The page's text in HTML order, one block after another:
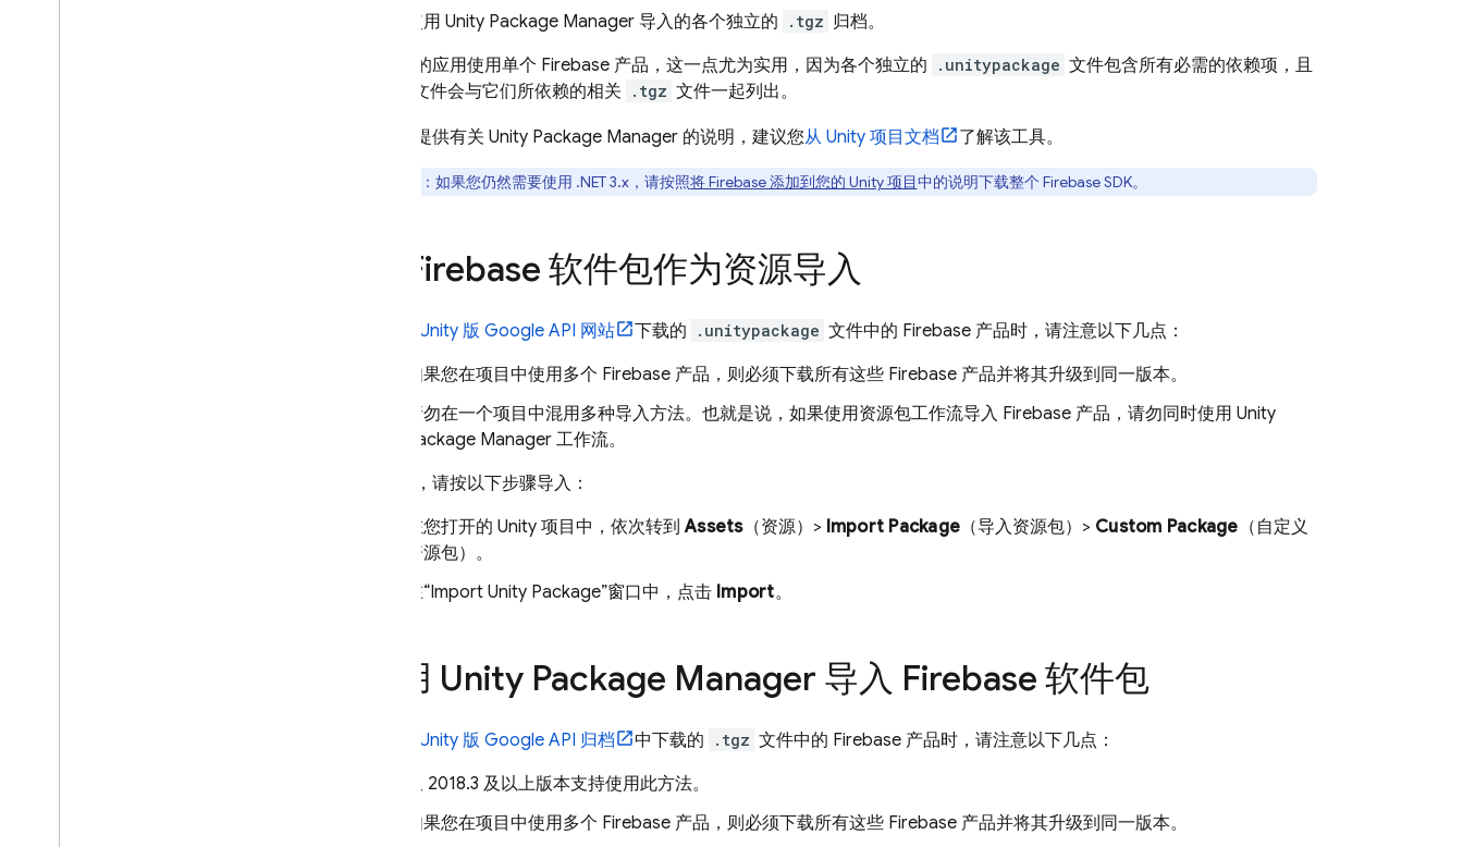
使用 Unity Package Manager 导入的各个独立的
.tgz 归档。
如果您的应用使用单个 Firebase 产品，这一点尤为实用，因为各个独立的
.unitypackage 文件包含所有必需的依赖项，且
文件会与它们所依赖的相关 .tgz 文件一起列出。
本页面提供有关 Unity Package Manager 的说明，建议您从 Unity 项目文档 了解该工具。
：如果您仍然需要使用 .NET 3.x，请按照将 Firebase 添加到您的 Unity 项目中的说明下载整个 Firebase SDK。
将 Firebase 软件包作为资源导入
Unity 版 Google API 网站 下载的 .unitypackage 文件中的 Firebase 产品时，请注意以下几点：
如果您在项目中使用多个 Firebase 产品，则必须下载所有这些 Firebase 产品并将其升级到同一版本。
请勿在一个项目中混用多种导入方法。也就是说，如果使用资源包工作流导入 Firebase 产品，请勿同时使用 Unity
Package Manager 工作流。
下载后，请按以下步骤导入：
在您打开的 Unity 项目中，依次转到Assets（资源）> Import Package （导入资源包）> Custom Package （自定义
资源包）。
在“Import Unity Package”窗口中，点击 Import。
使用 Unity Package Manager 导入 Firebase 软件包
Unity 版 Google API 归档 中下载的 .tgz 文件中的 Firebase 产品时，请注意以下几点：
仅 2018.3 及以上版本支持使用此方法。
如果您在项目中使用多个 Firebase 产品，则必须下载所有这些 Firebase 产品并将其升级到同一版本。